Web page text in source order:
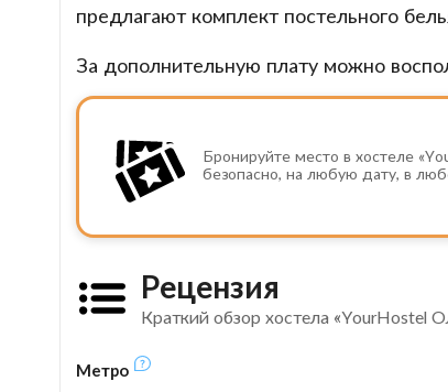
предлагают комплект постельного
За дополнительную плату можно
Бронируйте место в хостеле
безопасно, на любую дату, в
Рецензия
Краткий обзор хостела «YourHostel
Метро